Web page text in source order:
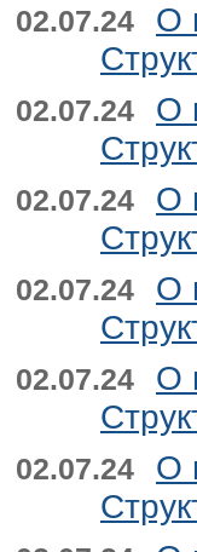
02.07.24
О
02.07.24
О
02.07.24
О
02.07.24
О
02.07.24
О
02.07.24
О